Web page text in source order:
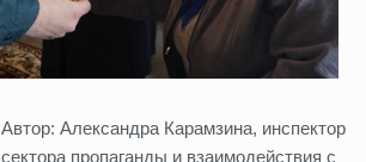
Автор: Александра Карамзина, инспектор
сектора пропаганды и взаимодействия с